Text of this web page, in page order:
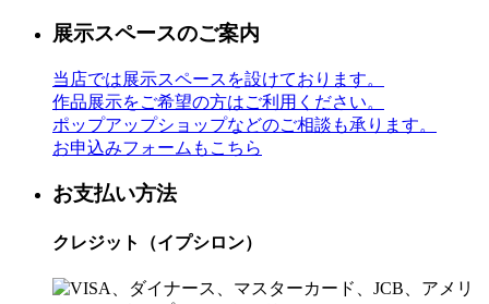
展示スペースのご案内
当店では展示スペースを設けております。
作品展示をご希望の方はご利用ください。
ポップアップショップなどのご相談も承ります。
お申込みフォームもこちら
お支払い方法
クレジット（イプシロン）